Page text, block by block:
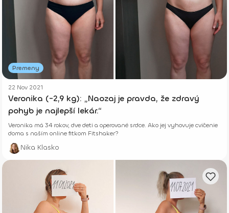
Premeny
22 Nov 2021
Veronika (-2,9 kg): „Naozaj je pravda, že zdravý
pohyb je najlepší lekár.“
Veronika má 34 rokov, dve deti a operované srdce. Ako jej vyhovuje cvičenie
doma s naším online fitkom Fitshaker?
Nika Klasko